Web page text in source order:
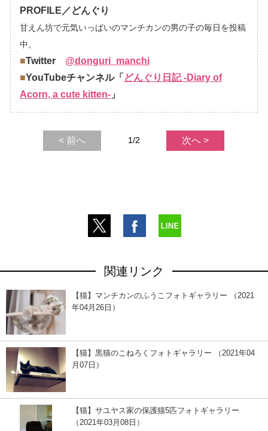
PROFILE／どんぐり
甘えん坊で元気いっぱいのマンチカンの男の子の毎日を投稿
中。
■Twitter @donguri_manchi
■YouTubeチャンネル「 どんぐり日記 -Diary of
Acorn, a cute kitten-」
< 前へ 1/2 次へ >
関連リンク
【猫】マンチカンのふうこフォトギャラリー （2021
年04月26日）
【猫】黒猫のこねろくフォトギャラリー （2021年04
月07日）
【猫】サユヤス家の保護猫5匹フォトギャラリー
（2021年03月08日）